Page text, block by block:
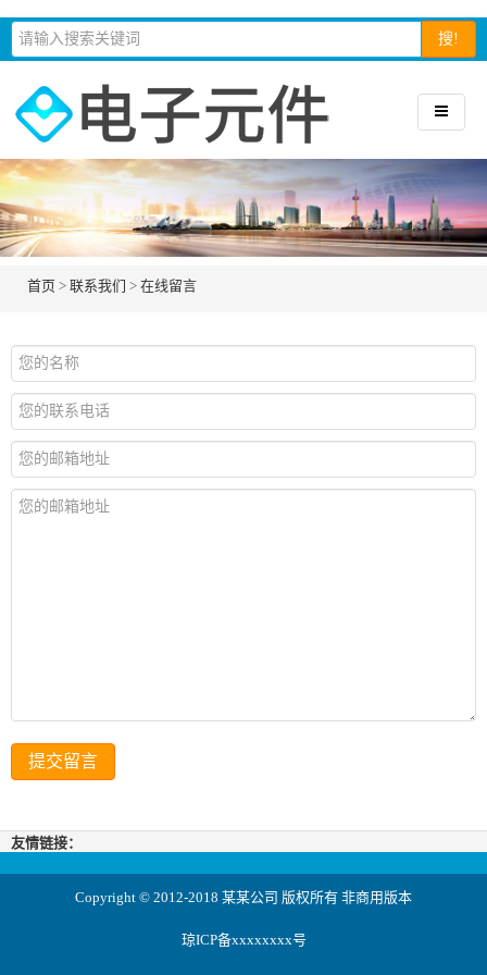
搜!
首页 > 联系我们 > 在线留言
友情链接：
Copyright © 2012-2018 某某公司 版权所有 非商用版本
琼ICP备xxxxxxxx号